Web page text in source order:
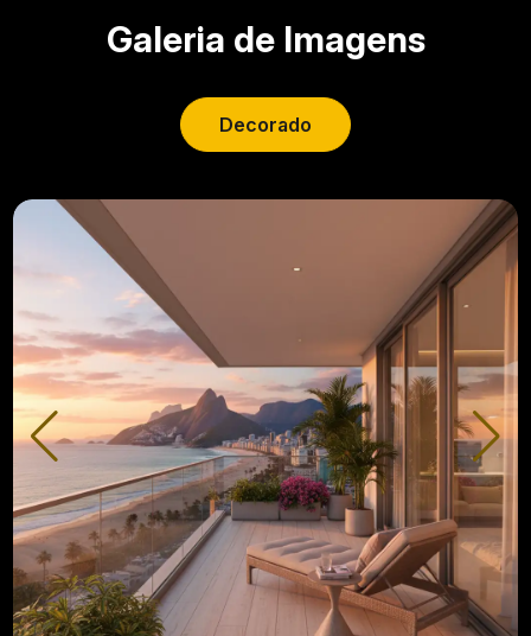
Galeria de Imagens
Decorado